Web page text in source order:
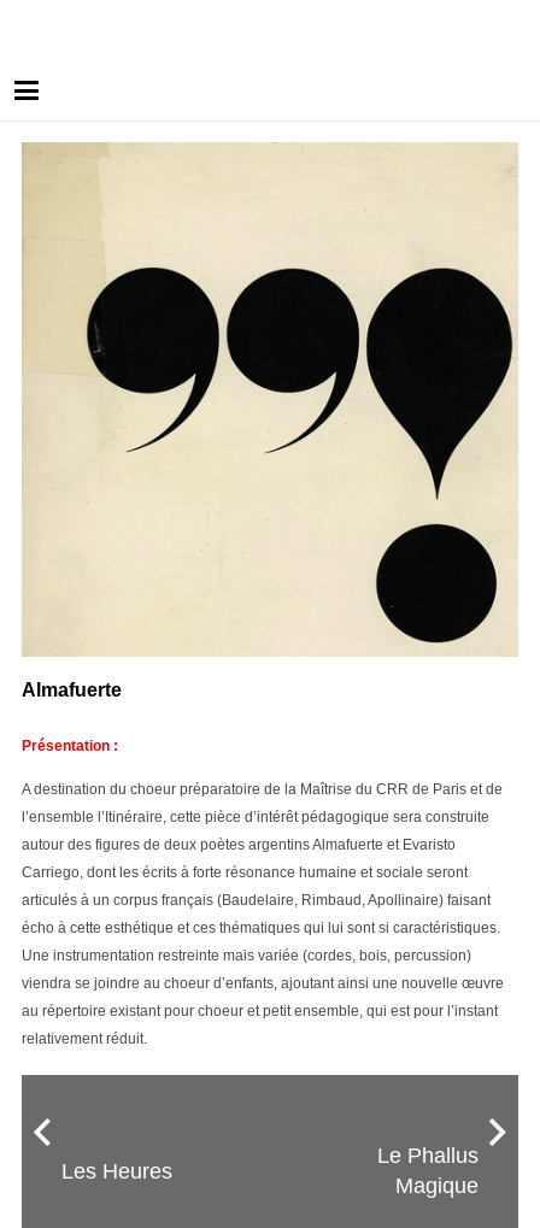
Almafuerte
Présentation :
A destination du choeur préparatoire de la Maîtrise du CRR de Paris et de
l’ensemble l’Itinéraire, cette pièce d’intérêt pédagogique sera construite
autour des figures de deux poètes argentins Almafuerte et Evaristo
Carriego, dont les écrits à forte résonance humaine et sociale seront
articulés à un corpus français (Baudelaire, Rimbaud, Apollinaire) faisant
écho à cette esthétique et ces thématiques qui lui sont si caractéristiques.
Une instrumentation restreinte mais variée (cordes, bois, percussion)
viendra se joindre au choeur d’enfants, ajoutant ainsi une nouvelle œuvre
au répertoire existant pour choeur et petit ensemble, qui est pour l’instant
relativement réduit.
Les Heures
Le Phallus
Magique